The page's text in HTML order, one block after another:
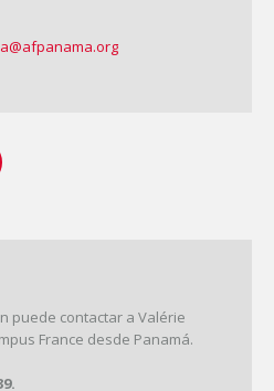
puede contactar a Valérie
France desde Panamá.